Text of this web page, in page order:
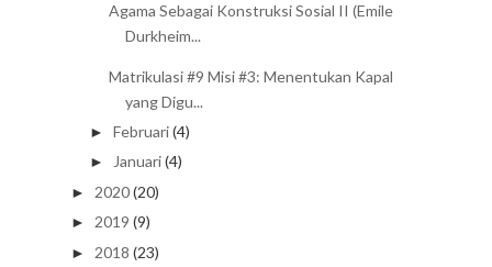
Agama Sebagai Konstruksi Sosial II (Emile
Durkheim...
Matrikulasi #9 Misi #3: Menentukan Kapal
yang Digu...
► Februari(4)
► Januari(4)
► 2020(20)
► 2019 (9)
► 2018 (23)